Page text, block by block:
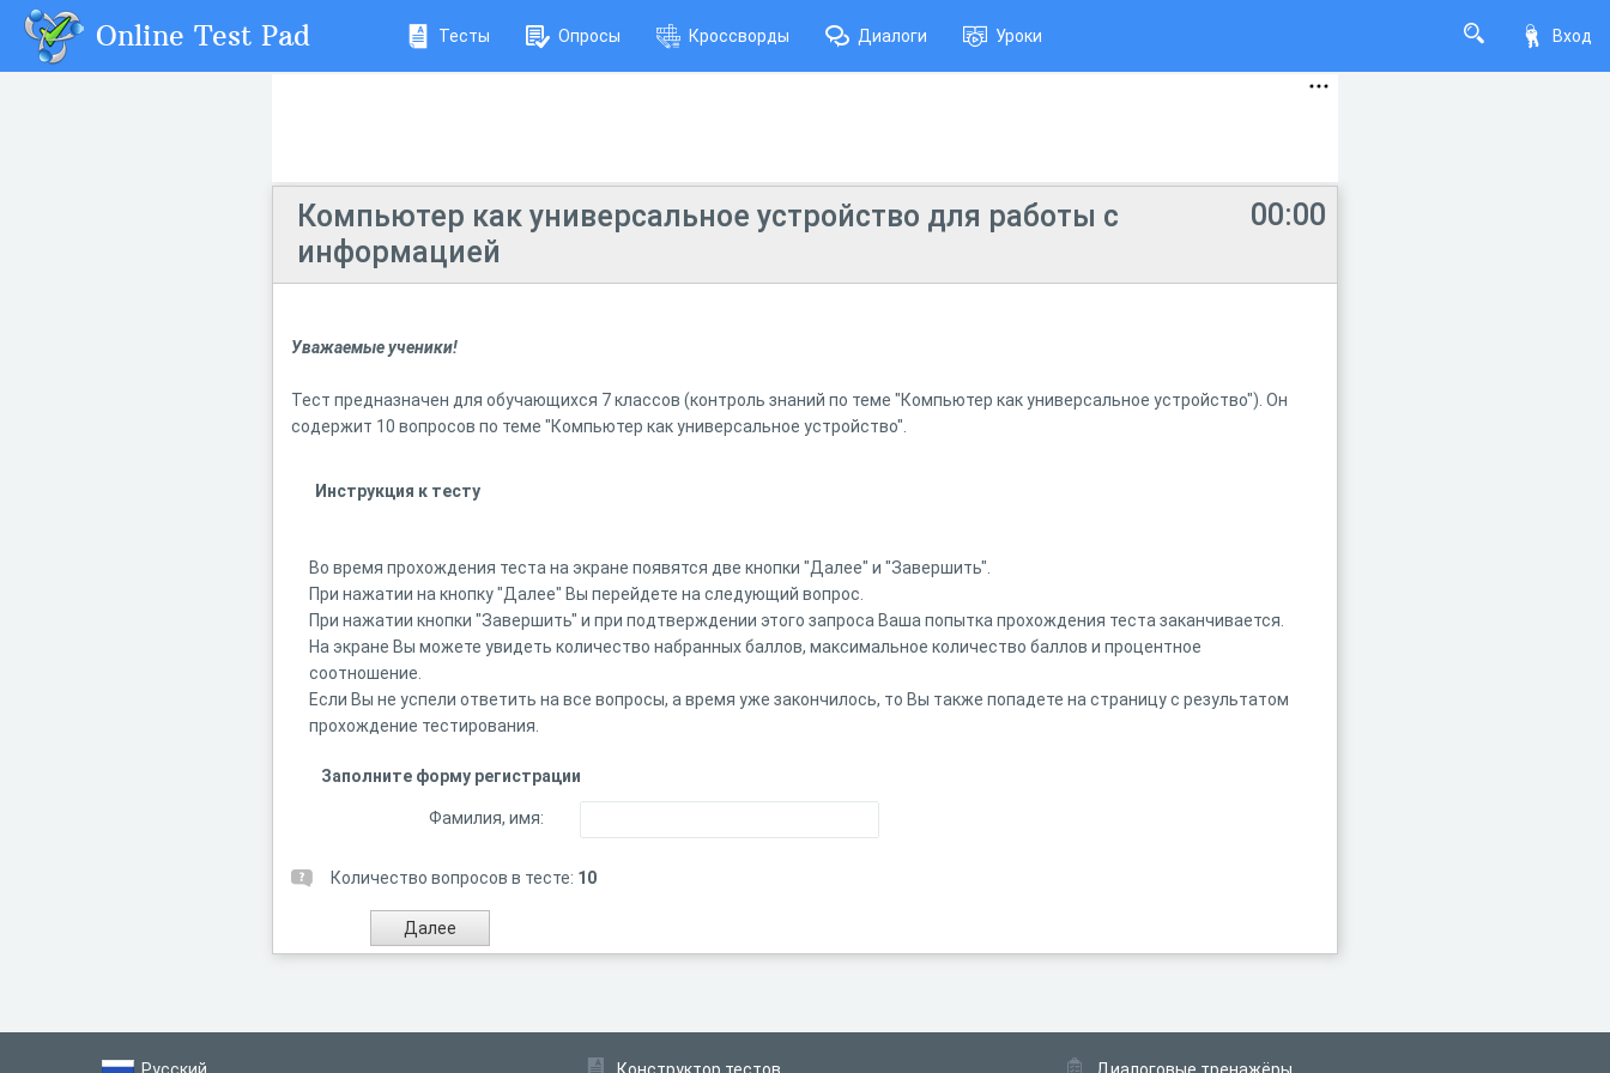
Вход
Online Test Pad Тесты Опросы Кроссворды Диалоги Уроки
00:00
Компьютер как универсальное устройство для работы с
информацией
Уважаемые ученики!
Тест предназначен для обучающихся 7 классов (контроль знаний по теме "Компьютер как универсальное устройство"). Он
содержит 10 вопросов по теме "Компьютер как универсальное устройство".
Инструкция к тесту
Во время прохождения теста на экране появятся две кнопки "Далее" и "Завершить".
При нажатии на кнопку "Далее" Вы перейдете на следующий вопрос.
При нажатии кнопки "Завершить" и при подтверждении этого запроса Ваша попытка прохождения теста заканчивается.
На экране Вы можете увидеть количество набранных баллов, максимальное количество баллов и процентное
соотношение.
Если Вы не успели ответить на все вопросы, а время уже закончилось, то Вы также попадете на страницу с результатом
прохождение тестирования.
Заполните форму регистрации
Фамилия, имя:
Количество вопросов в тесте: 10